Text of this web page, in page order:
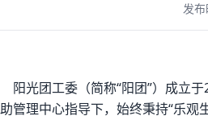
发
阳光团工委（简称“阳团”）成立
管理中心指导下，始终秉持“乐观